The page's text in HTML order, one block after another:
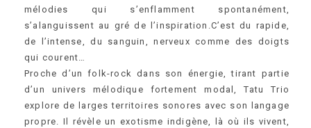
mélodies qui s’enflamment spontanément,
s’alanguissent au gré de l’inspiration.C’est du rapide,
de l’intense, du sanguin, nerveux comme des doigts
qui courent…
Proche d’un folk-rock dans son énergie, tirant partie
d’un univers mélodique fortement modal, Tatu Trio
explore de larges territoires sonores avec son langage
propre. Il révèle un exotisme indigène, là où ils vivent,